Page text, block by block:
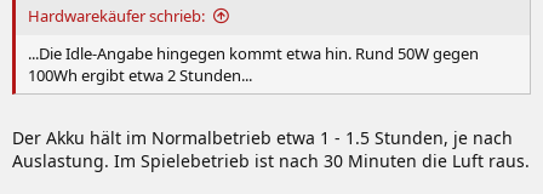
Hardwarekäufer schrieb:
...Die Idle-Angabe hingegen kommt etwa hin. Rund 50W gegen
100Wh ergibt etwa 2 Stunden...
Der Akku hält im Normalbetrieb etwa 1 - 1.5 Stunden, je nach
Auslastung. Im Spielebetrieb ist nach 30 Minuten die Luft raus.